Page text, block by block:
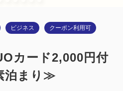
ビジネス クーポン利用可
カード2,000円付
泊まり≫